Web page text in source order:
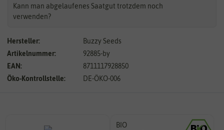
Kann man abgelaufenes Saatgut trotzdem noch
verwenden?
Hersteller:
Buzzy Seeds
Artikelnummer:
92885-by
EAN:
8711117928850
Öko-Kontrollstelle:
DE-ÖKO-006
BIO